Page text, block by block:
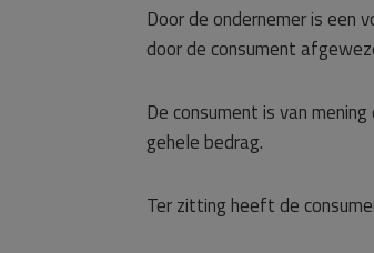
Door de ondernemer is een
door de consument
De consument is van
gehele bedrag.
Ter zitting heeft de